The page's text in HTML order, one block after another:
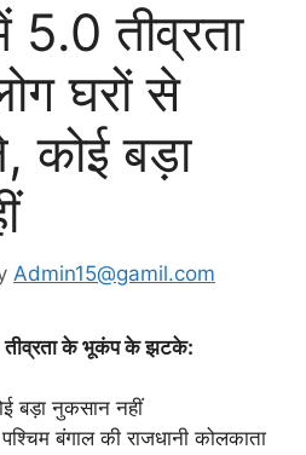
5.0 तीव्रता
घरों से
कोई बड़ा
Admin15@gamil.com
तीव्रता के भूकंप के झटके:
बड़ा नुकसान नहीं
बंगाल की राजधानी कोलकाता